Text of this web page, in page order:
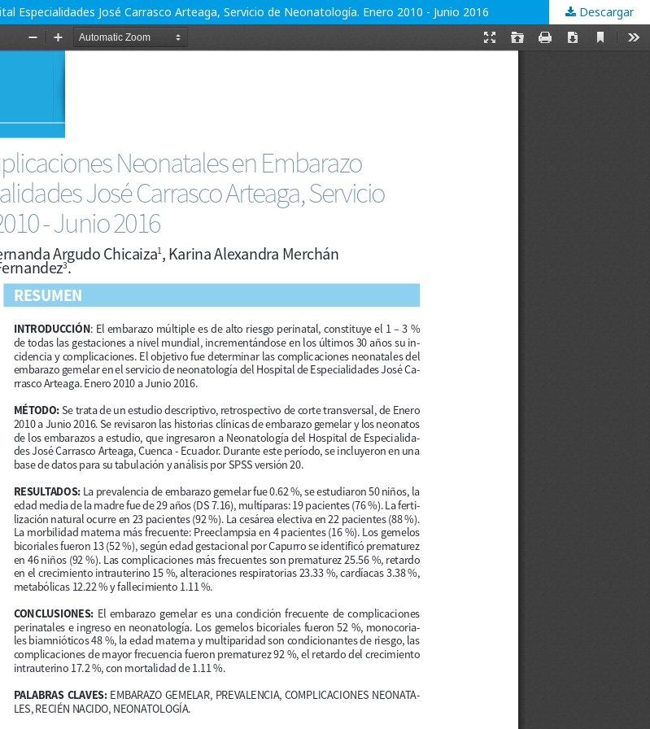
Especialidades José Carrasco Arteaga, Servicio de Neonatología. Enero 2010 - Junio 2016 Descargar